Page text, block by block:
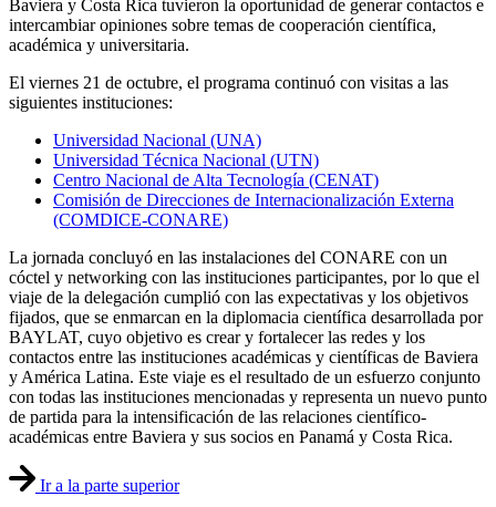
Baviera y Costa Rica tuvieron la oportunidad de generar contactos e
intercambiar opiniones sobre temas de cooperación científica,
académica y universitaria.
El viernes 21 de octubre, el programa continuó con visitas a las
siguientes instituciones:
Universidad Nacional (UNA)
Universidad Técnica Nacional (UTN)
Centro Nacional de Alta Tecnología (CENAT)
Comisión de Direcciones de Internacionalización Externa
(COMDICE-CONARE)
La jornada concluyó en las instalaciones del CONARE con un
cóctel y networking con las instituciones participantes, por lo que el
viaje de la delegación cumplió con las expectativas y los objetivos
fijados, que se enmarcan en la diplomacia científica desarrollada por
BAYLAT, cuyo objetivo es crear y fortalecer las redes y los
contactos entre las instituciones académicas y científicas de Baviera
y América Latina. Este viaje es el resultado de un esfuerzo conjunto
con todas las instituciones mencionadas y representa un nuevo punto
de partida para la intensificación de las relaciones científico-
académicas entre Baviera y sus socios en Panamá y Costa Rica.
Ir a la parte superior